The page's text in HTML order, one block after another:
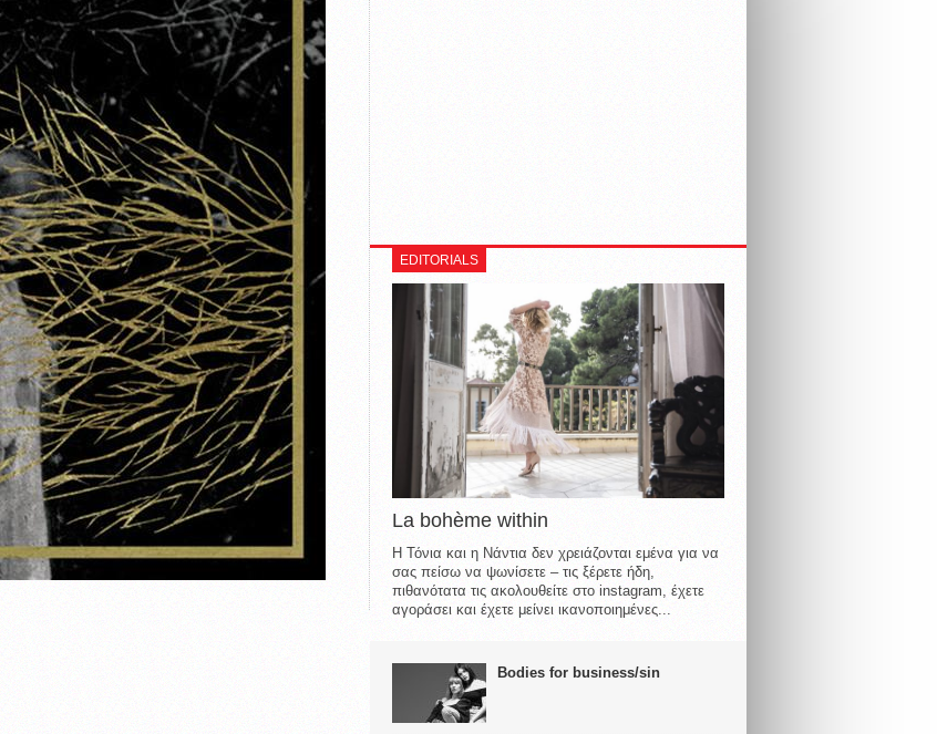
EDITORIALS
La bohème within
Η Τόνια και η Νάντια δεν χρειάζονται εμένα για να
σας πείσω να ψωνίσετε – τις ξέρετε ήδη,
πιθανότατα τις ακολουθείτε στο instagram, έχετε
αγοράσει και έχετε μείνει ικανοποιημένες...
Bodies for business/sin